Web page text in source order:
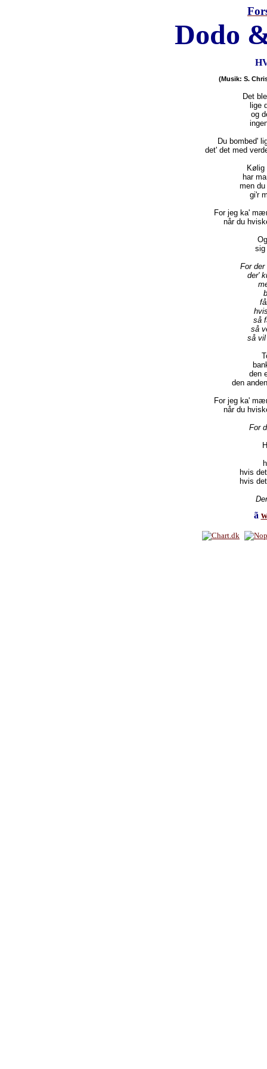
Dodo
(Musik: S.
Det
lige
og
Du bombed'
det' det med
Kølig
har
men
gi'r
For jeg ka'
når du
For
der'
så
så
så
den
den
For jeg ka'
når du
For
hvis
hvis
ã